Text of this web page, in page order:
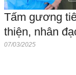
Tấm gương
thiện, nhân
07/03/2025